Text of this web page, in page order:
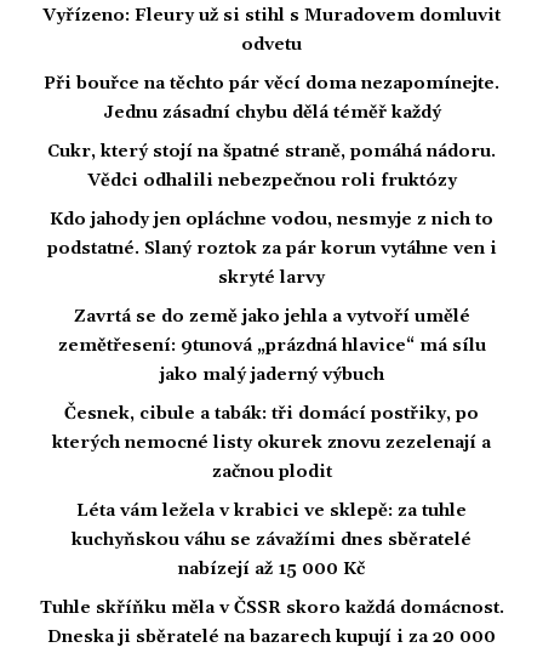
Vyřízeno: Fleury už si stihl s Muradovem domluvit
odvetu
Při bouřce na těchto pár věcí doma nezapomínejte.
Jednu zásadní chybu dělá téměř každý
Cukr, který stojí na špatné straně, pomáhá nádoru.
Vědci odhalili nebezpečnou roli fruktózy
Kdo jahody jen opláchne vodou, nesmyje z nich to
podstatné. Slaný roztok za pár korun vytáhne ven i
skryté larvy
Zavrtá se do země jako jehla a vytvoří umělé
zemětřesení: 9tunová „prázdná hlavice“ má sílu
jako malý jaderný výbuch
Česnek, cibule a tabák: tři domácí postřiky, po
kterých nemocné listy okurek znovu zezelenají a
začnou plodit
Léta vám ležela v krabici ve sklepě: za tuhle
kuchyňskou váhu se závažími dnes sběratelé
nabízejí až 15 000 Kč
Tuhle skříňku měla v ČSSR skoro každá domácnost.
Dneska ji sběratelé na bazarech kupují i za 20 000